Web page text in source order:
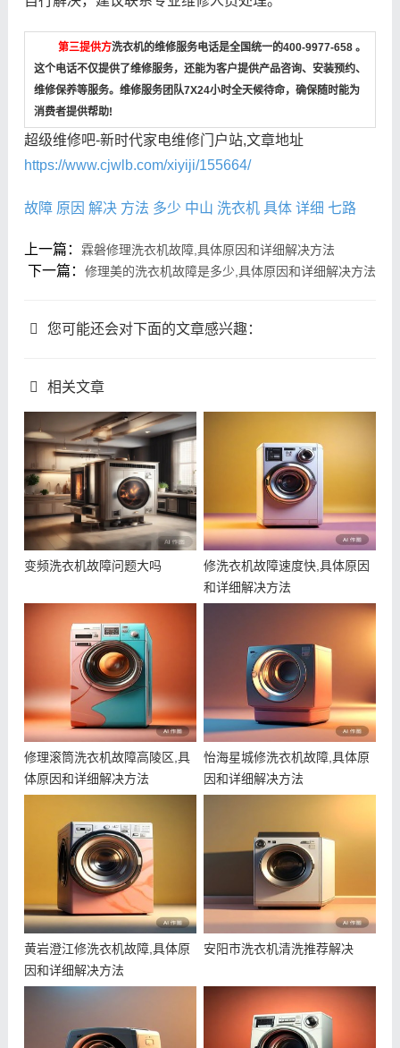
第三提供方洗衣机的维修服务电话是全国统一的400-9977-658 。
这个电话不仅提供了维修服务，还能为客户提供产品咨询、安装预约、
维修保养等服务。维修服务团队7X24小时全天候待命，确保随时能为
消费者提供帮助!
超级维修吧-新时代家电维修门户站,文章地址
https://www.cjwlb.com/xiyiji/155664/
故障 原因 解决 方法 多少 中山 洗衣机 具体 详细 七路
上一篇： 霖磐修理洗衣机故障,具体原因和详细解决方法
下一篇：修理美的洗衣机故障是多少,具体原因和详细解决方法
您可能还会对下面的文章感兴趣：
相关文章
变频洗衣机故障问题大吗
修洗衣机故障速度快,具体原因
和详细解决方法
修理滚筒洗衣机故障高陵区,具
体原因和详细解决方法
怡海星城修洗衣机故障,具体原
因和详细解决方法
黄岩澄江修洗衣机故障,具体原
因和详细解决方法
安阳市洗衣机清洗推荐解决